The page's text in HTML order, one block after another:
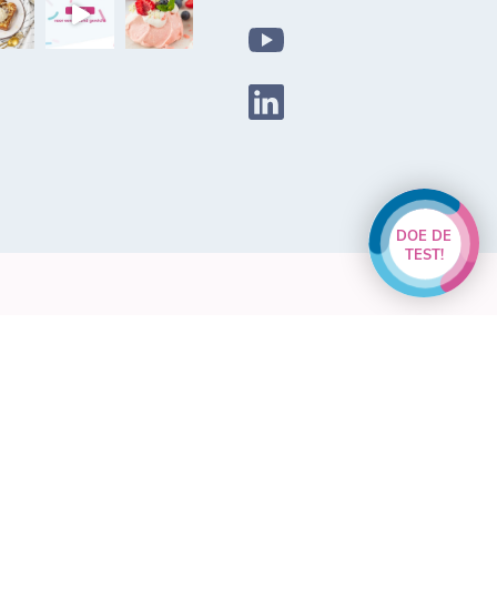
DOE DE
TEST!